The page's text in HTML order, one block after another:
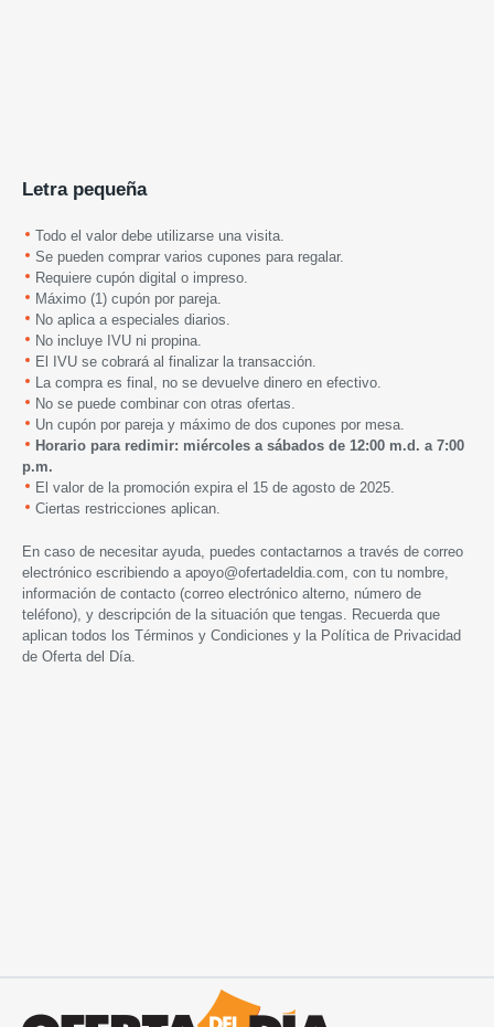
Letra pequeña
Todo el valor debe utilizarse una visita.
Se pueden comprar varios cupones para regalar.
Requiere cupón digital o impreso.
Máximo (1) cupón por pareja.
No aplica a especiales diarios.
No incluye IVU ni propina.
El IVU se cobrará al finalizar la transacción.
La compra es final, no se devuelve dinero en efectivo.
No se puede combinar con otras ofertas.
Un cupón por pareja y máximo de dos cupones por mesa.
Horario para redimir: miércoles a sábados de 12:00 m.d. a 7:00
p.m.
El valor de la promoción expira el 15 de agosto de 2025.
Ciertas restricciones aplican.
En caso de necesitar ayuda, puedes contactarnos a través de correo
electrónico escribiendo a apoyo@ofertadeldia.com , con tu nombre,
información de contacto (correo electrónico alterno, número de
teléfono), y descripción de la situación que tengas. Recuerda que
aplican todos los Términos y Condiciones y la Política de Privacidad
de Oferta del Día.